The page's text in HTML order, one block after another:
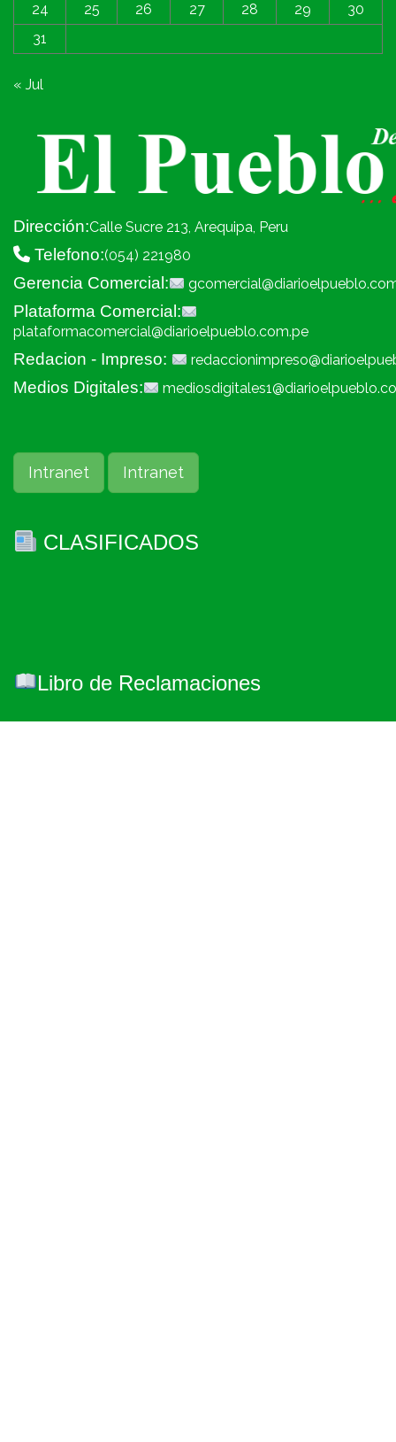
24 25 26 27 28 29
30
31
« Jul
Dirección:Calle Sucre 213, Arequipa, Peru
Telefono:(054) 221980
Gerencia Comercial:
Plataforma Comercial:
plataformacomercial@diarioelpueblo.com.pe
Redacion - Impreso:
Medios Digitales:
Intranet Intranet
CLASIFICADOS
Libro de Reclamaciones